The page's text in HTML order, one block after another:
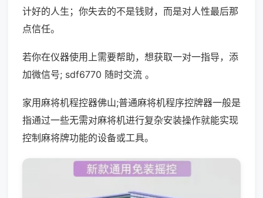
计好的人生；你失去的不是钱财，而是对人性最后那
点信任。
若你在仪器使用上需要帮助，想获取一对一指导，添
加微信号; sdf6770 随时交流 。
家用麻将机程控器佛山;普通麻将机程序控牌器一般是
指通过一些无需对麻将机进行复杂安装操作就能实现
控制麻将牌功能的设备或工具。